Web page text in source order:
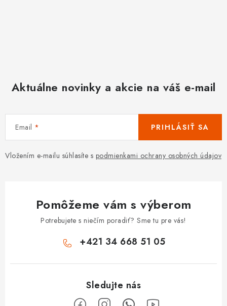
Aktuálne novinky a akcie na váš e-mail
Email
Vložením e-mailu súhlasíte s podmienkami ochrany osobných údajov
PRIHLÁSIŤ SA
Pomôžeme vám s výberom
Potrebujete s niečím poradiť? Sme tu pre vás!
+421 34 668 51 05